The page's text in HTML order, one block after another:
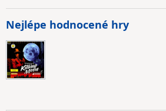
Nejlépe hodnocené hry